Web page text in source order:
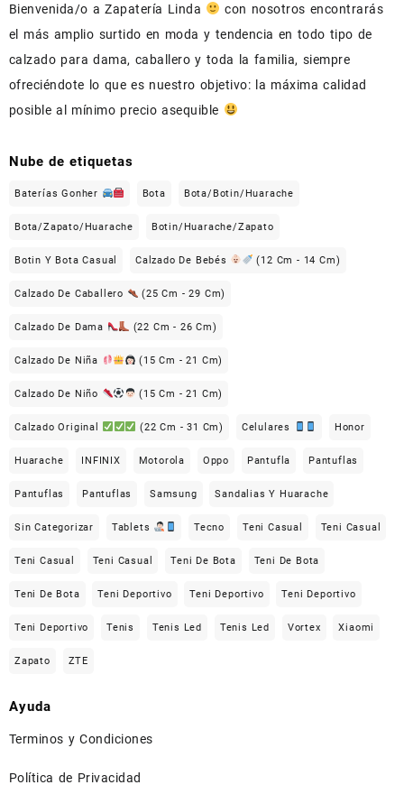
Bienvenida/o a Zapatería Linda
con nosotros encontrarás
el más amplio surtido en moda y tendencia en todo tipo de
calzado para dama, caballero y toda la familia, siempre
ofreciéndote lo que es nuestro objetivo: la máxima calidad
posible al mínimo precio asequible
Nube de etiquetas
Baterías Gonher Bota Bota/Botin/Huarache
Bota/Zapato/Huarache Botin/Huarache/Zapato
Botin Y Bota Casual Calzado De Bebés (12 Cm - 14 Cm)
Calzado De Caballero (25 Cm - 29 Cm)
Calzado De Dama (22 Cm - 26 Cm)
Calzado De Niña (15 Cm - 21 Cm)
Calzado De Niño (15 Cm - 21 Cm)
Calzado Original (22 Cm - 31 Cm) Celulares Honor
Huarache INFINIX Motorola Oppo Pantufla Pantuflas
Pantuflas Pantuflas Samsung Sandalias Y Huarache
Sin Categorizar Tablets Tecno Teni Casual Teni Casual
Teni Casual Teni Casual Teni De Bota Teni De Bota
Teni De Bota Teni Deportivo Teni Deportivo Teni Deportivo
Teni Deportivo Tenis Tenis Led Tenis Led Vortex Xiaomi
Zapato ZTE
Ayuda
Terminos y Condiciones
Política de Privacidad